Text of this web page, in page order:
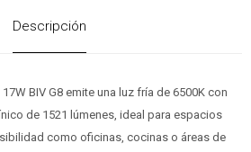
Descripción
BIV G8 emite una luz fría de 6500K con
de 1521 lúmenes, ideal para espacios
como oficinas, cocinas o áreas de